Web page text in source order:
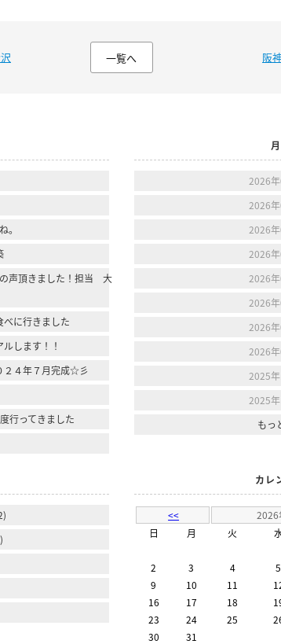
一覧へ 阪
。
築
声頂きました！担当 大
に行きました
します！！
４年７月完成☆彡
行ってきました
2026
2026
2026
2026
2026
2026
2026
2026
2025
2025
もっ
カレ
<<
2026
日
月 火
2
3 4 5
9
10 11
16
17 18
23
24 25
30
31